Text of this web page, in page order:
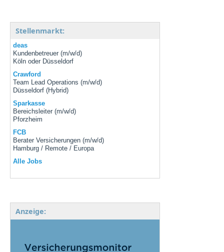
Stellenmarkt:
deas
Kundenbetreuer (m/w/d)
Köln oder Düsseldorf
Crawford
Team Lead Operations (m/w/d)
Düsseldorf (Hybrid)
Sparkasse
Bereichsleiter (m/w/d)
Pforzheim
FCB
Berater Versicherungen (m/w/d)
Hamburg / Remote / Europa
Alle Jobs
Anzeige: